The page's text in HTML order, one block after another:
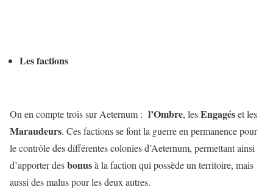
Les factions
On en compte trois sur Aeternum : l’Ombre, lesEngagéset les
Maraudeurs. Ces factions se font la guerre en permanence pour
le contrôle des différentes colonies d’Aeternum, permettant ainsi
d’apporter desbonusà la faction qui possède un territoire, mais
aussi des malus pour les deux autres.